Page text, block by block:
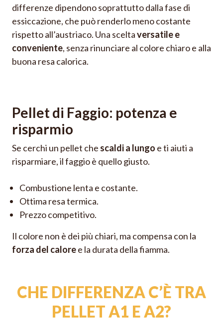
differenze dipendono soprattutto dalla fase di
essiccazione, che può renderlo meno costante
rispetto all’austriaco. Una sceltaversatile e
conveniente, senza rinunciare al colore chiaro e alla
buona resa calorica.
Pellet di Faggio: potenza e
risparmio
Se cerchi un pellet che scaldi a lungo e ti aiuti a
risparmiare, il faggio è quello giusto.
Combustione lenta e costante.
Ottima resa termica.
Prezzo competitivo.
Il colore non è dei più chiari, ma compensa con la
forza del caloree la durata della fiamma.
CHE DIFFERENZA C’È TRA
PELLET A1 E A2?